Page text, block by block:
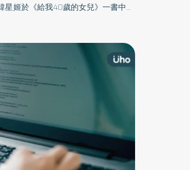
星姬於《給我40歲的女兒》一書中，
世代，其實這年紀面臨的各種壓力、不
是正常的現象，整頓此刻就能邁向人
以下為原書摘文：